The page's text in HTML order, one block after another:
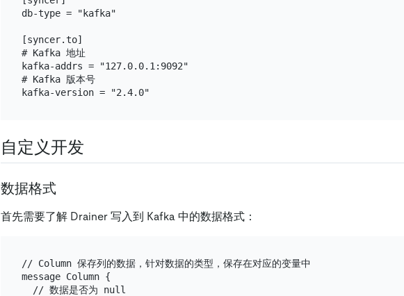
db-type = "kafka"
[syncer.to]
# Kafka 地址
kafka-addrs = "127.0.0.1:9092"
# Kafka 版本号
自定义开发
数据格式
首先需要了解 Drainer 写入到 Kafka 中的数据格式：
// Column 保存列的数据，针对数据的类型，保存在对应的变量中
message Column {
  // 数据是否为 null